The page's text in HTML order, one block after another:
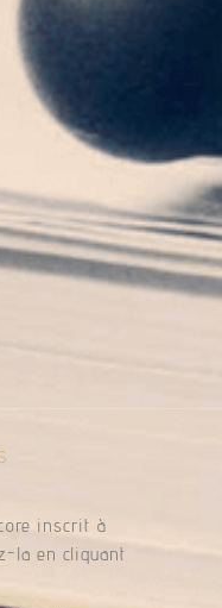
inscrit à
la en cliquant